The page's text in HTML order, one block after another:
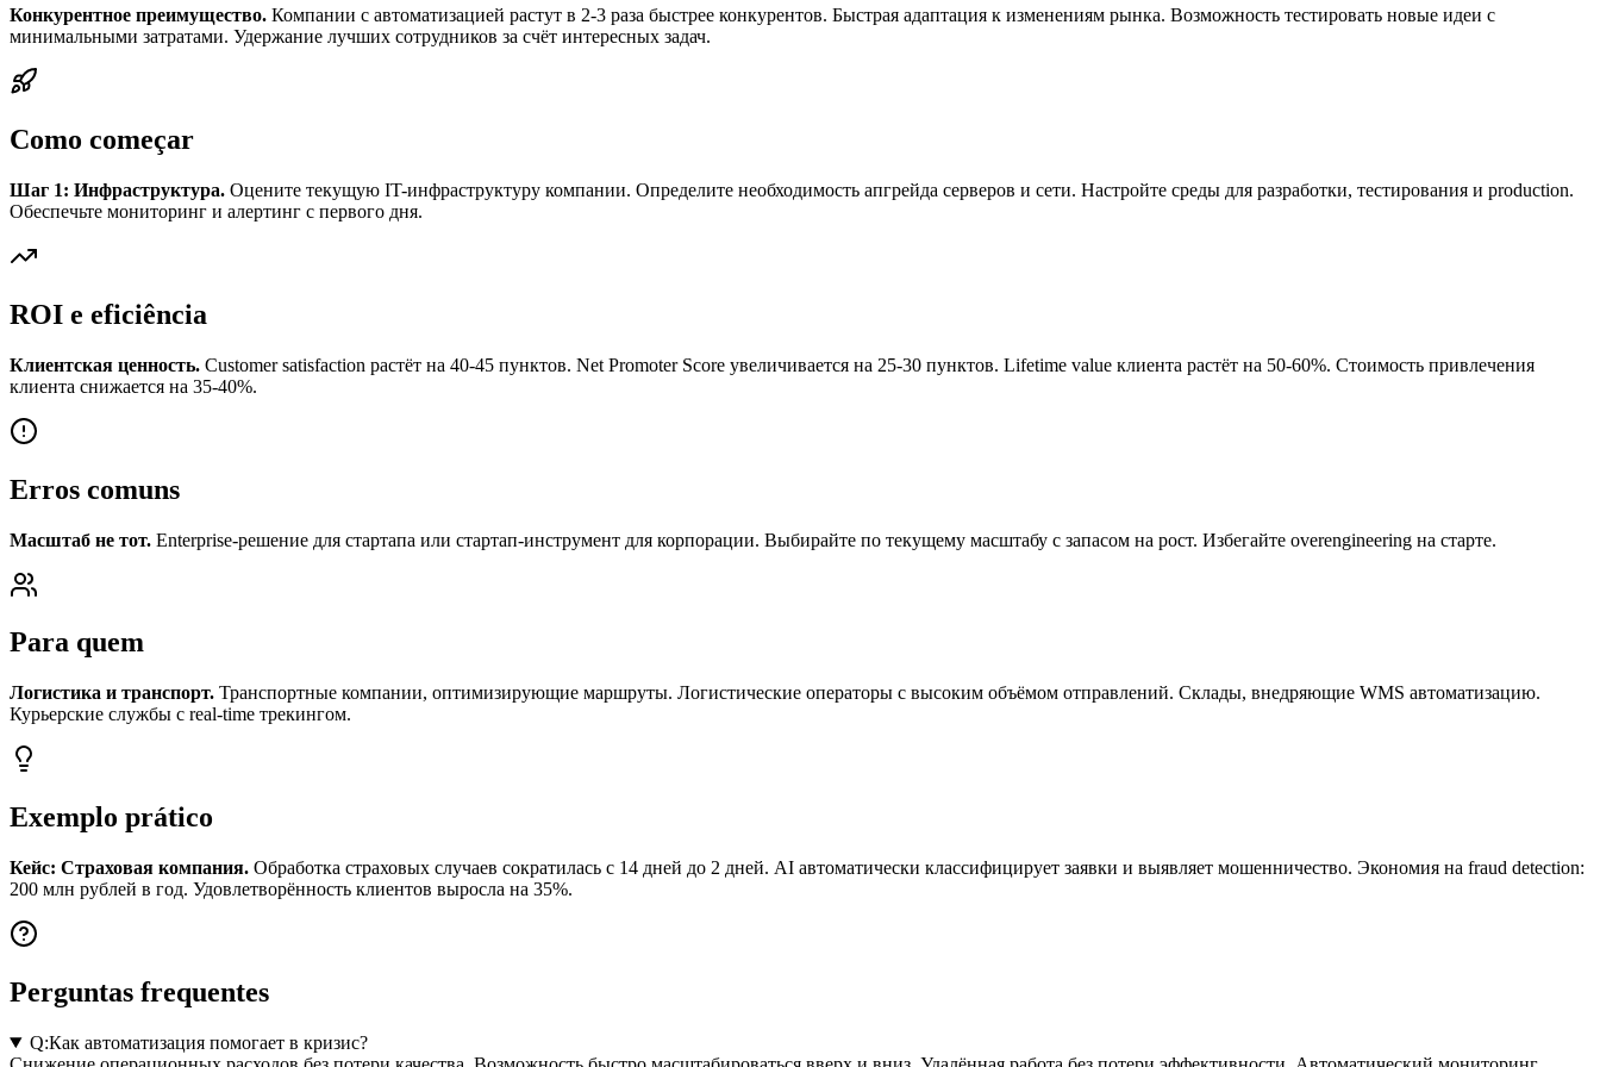
Конкурентное преимущество. Компании с автоматизацией растут в 2-3 раза быстрее конкурентов. Быстрая адаптация к изменениям рынка. Возможность тестировать новые идеи с
минимальными затратами. Удержание лучших сотрудников за счёт интересных задач.
Como começar
Шаг 1: Инфраструктура. Оцените текущую IT-инфраструктуру компании. Определите необходимость апгрейда серверов и сети. Настройте среды для разработки, тестирования и production.
Обеспечьте мониторинг и алертинг с первого дня.
ROI e eficiência
Клиентская ценность. Customer satisfaction растёт на 40-45 пунктов. Net Promoter Score увеличивается на 25-30 пунктов. Lifetime value клиента растёт на 50-60%. Стоимость привлечения
клиента снижается на 35-40%.
Erros comuns
Масштаб не тот. Enterprise-решение для стартапа или стартап-инструмент для корпорации. Выбирайте по текущему масштабу с запасом на рост. Избегайте overengineering на старте.
Para quem
Логистика и транспорт. Транспортные компании, оптимизирующие маршруты. Логистические операторы с высоким объёмом отправлений. Склады, внедряющие WMS автоматизацию.
Курьерские службы с real-time трекингом.
Exemplo prático
Кейс: Страховая компания. Обработка страховых случаев сократилась с 14 дней до 2 дней. AI автоматически классифицирует заявки и выявляет мошенничество. Экономия на fraud detection:
200 млн рублей в год. Удовлетворённость клиентов выросла на 35%.
Perguntas frequentes
Q:Как автоматизация помогает в кризис?